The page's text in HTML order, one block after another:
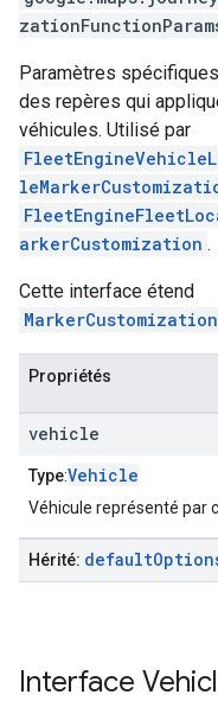
Paramètres
des repères qui
véhicules. Utilisé par
arkerCustomization .
Cette interface étend
Propriétés
vehicle
Type:Vehicle
Véhicule représenté par
Hérité: default
Interface